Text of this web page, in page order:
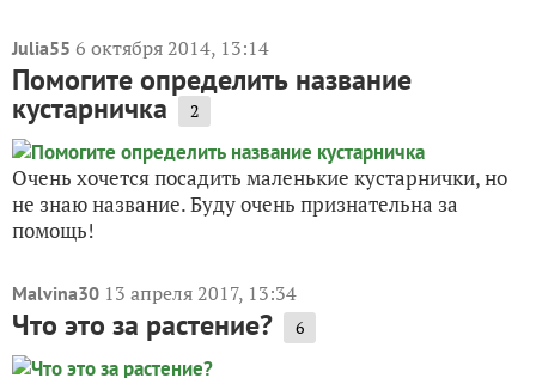
Julia55 6 октября 2014, 13:14
Помогите определить название
кустарничка 2
Очень хочется посадить маленькие кустарнички, но
не знаю название. Буду очень признательна за
помощь!
Malvina30 13 апреля 2017, 13:34
Что это за растение? 6